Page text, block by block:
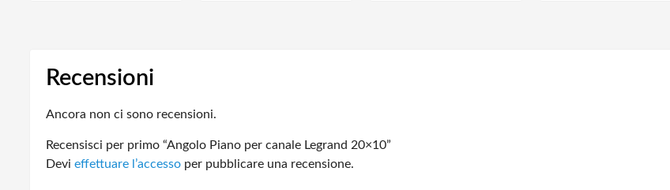
Recensioni
Ancora non ci sono recensioni.
Recensisci per primo “Angolo Piano per canale Legrand 20×10”
Devi effettuare l’accesso per pubblicare una recensione.